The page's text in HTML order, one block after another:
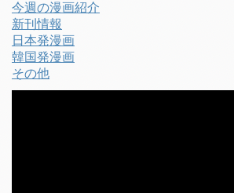
今週の漫画紹介
新刊情報
日本発漫画
韓国発漫画
その他